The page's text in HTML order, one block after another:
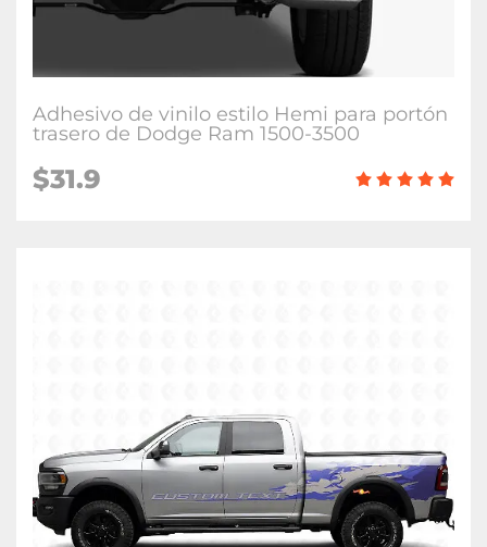
Adhesivo de vinilo estilo Hemi para portón
trasero de Dodge Ram 1500-3500
$31.9